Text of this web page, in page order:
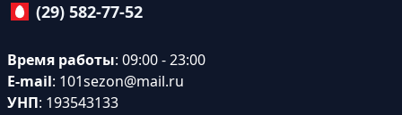
(29) 582-77-52
Время работы: 09:00 - 23:00
E-mail: 101sezon@mail.ru
УНП: 193543133